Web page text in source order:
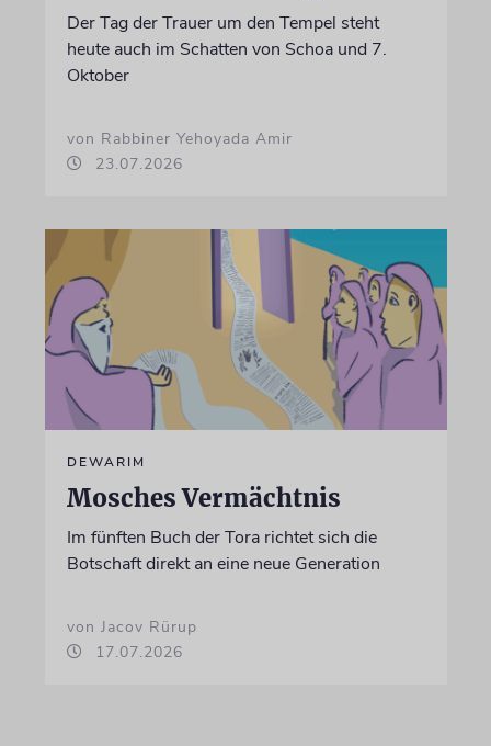
Der Tag der Trauer um den Tempel steht
heute auch im Schatten von Schoa und 7.
Oktober
von Rabbiner Yehoyada Amir
23.07.2026
DEWARIM
Mosches Vermächtnis
Im fünften Buch der Tora richtet sich die
Botschaft direkt an eine neue Generation
von Jacov Rürup
17.07.2026